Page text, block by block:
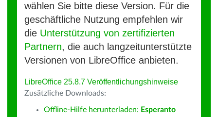
wählen Sie bitte diese Version. Für die
geschäftliche Nutzung empfehlen wir
die Unterstützung von zertifizierten
Partnern, die auch langzeitunterstützte
Versionen von LibreOffice anbieten.
LibreOffice 25.8.7 Veröffentlichungshinweise
Zusätzliche Downloads:
Offline-Hilfe herunterladen: Esperanto